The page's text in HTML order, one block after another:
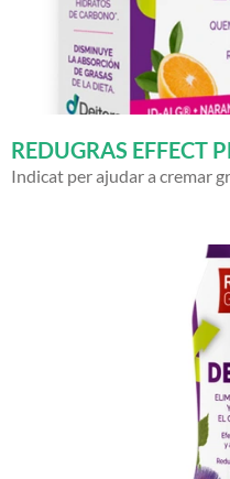
REDUGRAS EFFECT
Indicat per ajudar a cremar